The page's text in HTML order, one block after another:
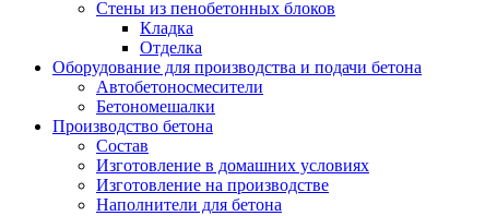
Стены из пенобетонных блоков
Кладка
Отделка
Оборудование для производства и подачи бетона
Автобетоносмесители
Бетономешалки
Производство бетона
Состав
Изготовление в домашних условиях
Изготовление на производстве
Наполнители для бетона